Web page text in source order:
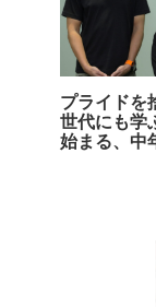
プライドを
世代にも学
始まる、中